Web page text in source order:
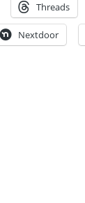
Threads
Nextdoor